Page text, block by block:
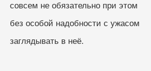
совсем не обязательно при этом
без особой надобности с ужасом
заглядывать в неё.